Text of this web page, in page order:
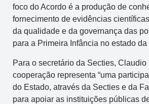
foco do Acordo é a produção de
fornecimento de evidências
da qualidade e da governança das
para a Primeira Infância no estado da
Para o secretário da Secties, Claudio
cooperação representa “uma
do Estado, através da Secties e da
para apoiar as instituições públicas